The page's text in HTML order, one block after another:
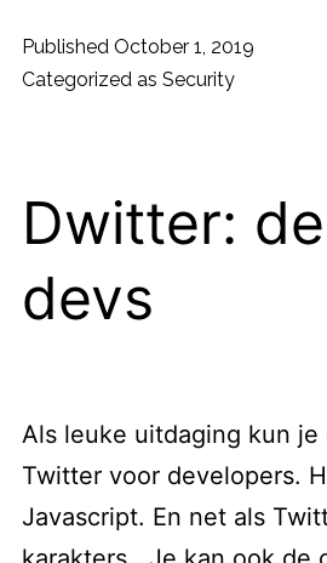
Published October 1, 2019
Categorized as Security
Dwitter:
devs
Als leuke uitdaging kun
Twitter voor developers.
Javascript. En net als